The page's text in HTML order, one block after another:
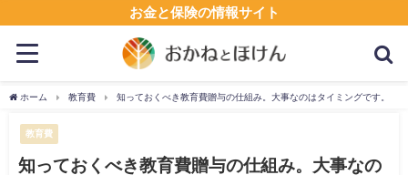
お金と保険の情報サイト
ホーム 教育費 知っておくべき教育費贈与の仕組み。大事なのはタイミングです。
教育費
知っておくべき教育費贈与の仕組み。大事なの